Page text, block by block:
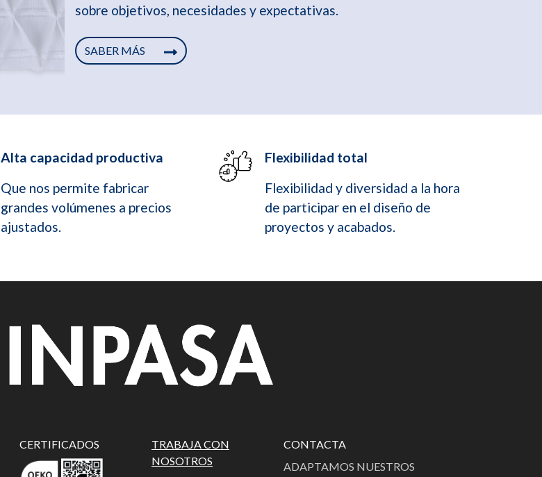
sobre objetivos, necesidades y expectativas.
SABER MÁS
Alta capacidad productiva
Que nos permite fabricar
grandes volúmenes a precios
ajustados.
Flexibilidad total
Flexibilidad y diversidad a la hora
de participar en el diseño de
proyectos y acabados.
CERTIFICADOS
TRABAJA CON
NOSOTROS
CONTACTA
ADAPTAMOS NUESTROS